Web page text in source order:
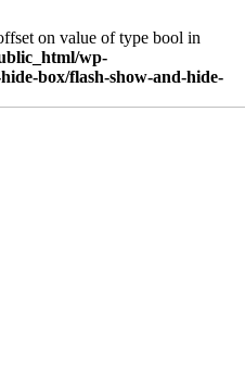
on value of type bool in
wp-
box/flash-show-and-hide-